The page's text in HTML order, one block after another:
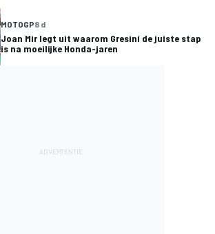
MOTOGP8 d
Joan Mir legt uit waarom Gresini de juiste stap
is na moeilijke Honda-jaren